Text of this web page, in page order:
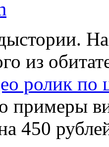
из
ролик по
примеры
450